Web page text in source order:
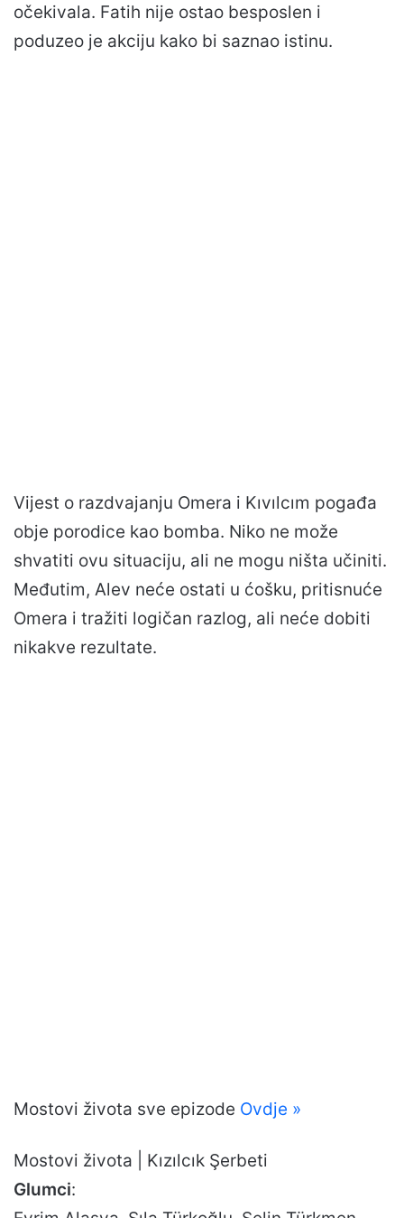
očekivala. Fatih nije ostao besposlen i
poduzeo je akciju kako bi saznao istinu.
Vijest o razdvajanju Omera i Kıvılcım pogađa
obje porodice kao bomba. Niko ne može
shvatiti ovu situaciju, ali ne mogu ništa učiniti.
Međutim, Alev neće ostati u ćošku, pritisnuće
Omera i tražiti logičan razlog, ali neće dobiti
nikakve rezultate.
Mostovi života sve epizode Ovdje »
Mostovi života | Kızılcık Şerbeti
Glumci: